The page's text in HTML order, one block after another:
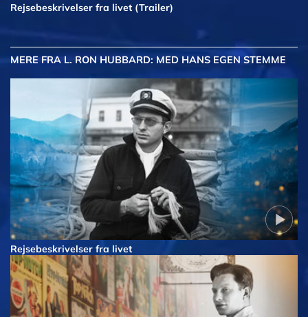
Rejsebeskrivelser fra livet (Trailer)
MEREFRA L. RON HUBBARD: MED HANS EGEN STEMME
Rejsebeskrivelser fra livet